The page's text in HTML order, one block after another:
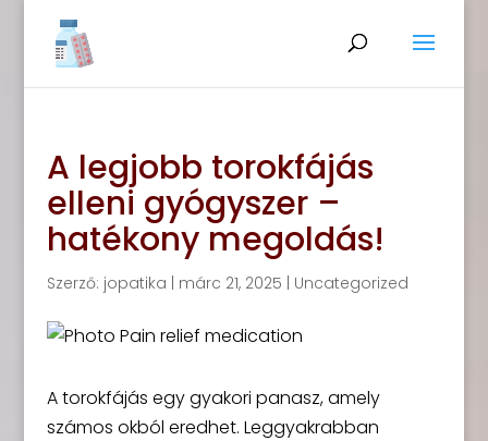
A legjobb torokfájás
elleni gyógyszer –
hatékony megoldás!
Szerző: jopatika márc 21, 2025 Uncategorized
A torokfájás egy gyakori panasz, amely
számos okból eredhet. Leggyakrabban